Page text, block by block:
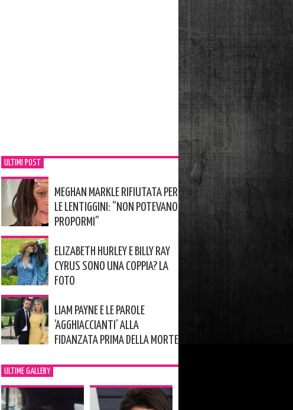
ULTIMI POST
MEGHAN MARKLE RIFIUTATA PER
LE LENTIGGINI: ”NON POTEVANO
PROPORMI”
ELIZABETH HURLEY E BILLY RAY
CYRUS SONO UNA COPPIA? LA
FOTO
LIAM PAYNE E LE PAROLE
‘AGGHIACCIANTI’ ALLA
FIDANZATA PRIMA DELLA MORTE
ULTIME GALLERY